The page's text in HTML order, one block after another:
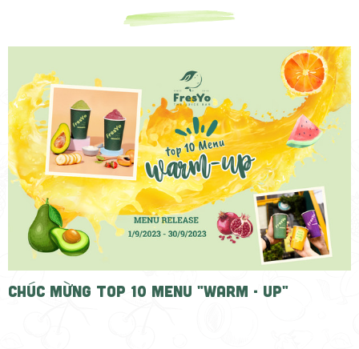
CHÚC MỪNG TOP 10 MENU "WARM - UP"